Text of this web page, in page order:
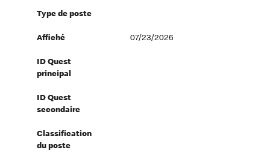
Type de poste
Affiché 07/23/2026
ID Quest
principal
ID Quest
secondaire
Classification
du poste